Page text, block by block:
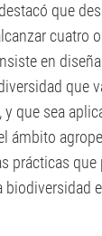
que
cuatro
en
que
que sea
ámbito
prácticas
biodiversidad